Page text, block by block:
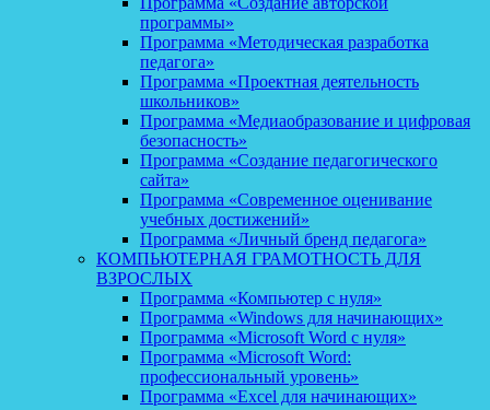
программы»
Программа «Методическая разработка
педагога»
Программа «Проектная деятельность
школьников»
Программа «Медиаобразование и цифровая
безопасность»
Программа «Создание педагогического
сайта»
Программа «Современное оценивание
учебных достижений»
Программа «Личный бренд педагога»
КОМПЬЮТЕРНАЯ ГРАМОТНОСТЬ ДЛЯ
ВЗРОСЛЫХ
Программа «Компьютер с нуля»
Программа «Windows для начинающих»
Программа «Microsoft Word с нуля»
Программа «Microsoft Word:
профессиональный уровень»
Программа «Excel для начинающих»